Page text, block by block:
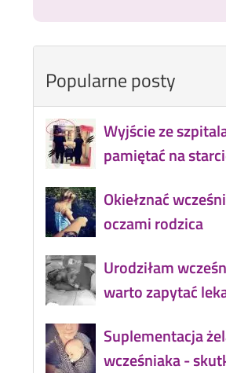
Popularne posty
Wyjście ze
pamiętać na
Okiełznać
oczami rodzica
Urodziłam
warto zapytać
Suplementacja
wcześniaka -